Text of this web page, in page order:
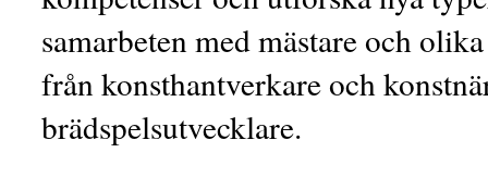
samarbeten med mästare och
från konsthantverkare och
brädspelsutvecklare.